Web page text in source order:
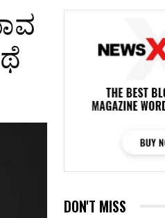
DON'T MISS